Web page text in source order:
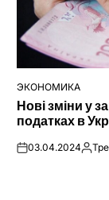
ОПУБЛІКУВАТИ
У
ЭКОНОМИКА
Нові зміни у
податках в
on03.04.2024